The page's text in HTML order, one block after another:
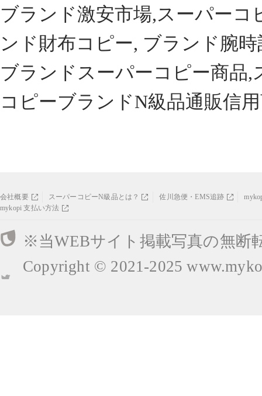
ブランド激安市場,スーパー
ンド財布コピー, ブランド腕
ブランドスーパーコピー商品
コピーブランドN級品通販信
会社概要 スーパーコピーN級品とは？ 佐川急便・EMS追跡
mykopi 支払い方法
※当WEBサイト掲載写真の無断
Copyright © 2021-2025